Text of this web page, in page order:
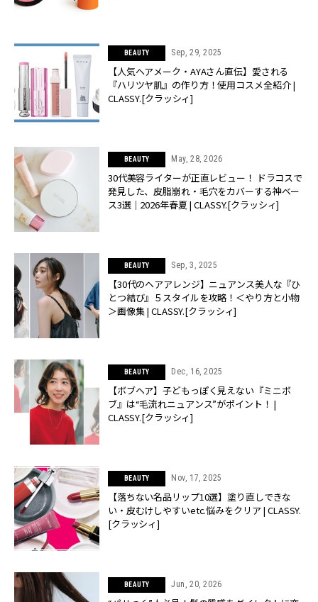
BEAUTY Sep, 29, 2025
【人気ヘアメーク・AYAさん直伝】愛される
『ハリツヤ肌』の作り方！使用コスメ全紹介 |
CLASSY.[クラッシィ]
BEAUTY May, 28, 2026
30代美容ライターが正直レビュー！ ドラコスで
発見した、皮脂崩れ・毛穴をカバーする神ベー
ス3選｜2026年春夏 | CLASSY.[クラッシィ]
BEAUTY Sep, 3, 2025
【30代のヘアアレンジ】ニュアンス美人な『ひ
とつ結び』５スタイルを攻略！＜やり方と小物
＞画像集 | CLASSY.[クラッシィ]
BEAUTY Dec, 16, 2025
【ボブヘア】子どもっぽく見えない『ミニボ
ブ』は“毛流れニュアンス”がポイント！ |
CLASSY.[クラッシィ]
BEAUTY Nov, 17, 2025
【落ちない名品リップ10選】塗り直しできな
い・皮むけしやすいetc.悩みをクリア | CLASSY.
[クラッシィ]
BEAUTY Jun, 20, 2026